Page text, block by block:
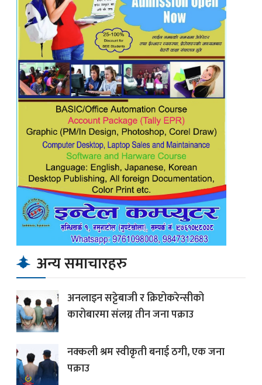
अन्य समाचारहरु
अनलाइन सट्टेबाजी र क्रिप्टोकरेन्सीको
कारोबारमा संलग्न तीन जना पक्राउ
नक्कली श्रम स्वीकृती बनाई ठगी, एक जना
पक्राउ